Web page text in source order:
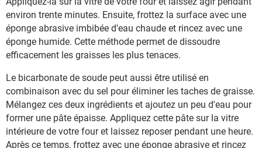
environ trente minutes. Ensuite, frottez la surface avec une
éponge abrasive imbibée d'eau chaude et rincez avec une
éponge humide. Cette méthode permet de dissoudre
efficacement les graisses les plus tenaces.
Le bicarbonate de soude peut aussi être utilisé en
combinaison avec du sel pour éliminer les taches de graisse.
Mélangez ces deux ingrédients et ajoutez un peu d'eau pour
former une pâte épaisse. Appliquez cette pâte sur la vitre
intérieure de votre four et laissez reposer pendant une heure.
Après ce temps, frottez avec une éponge abrasive et rincez